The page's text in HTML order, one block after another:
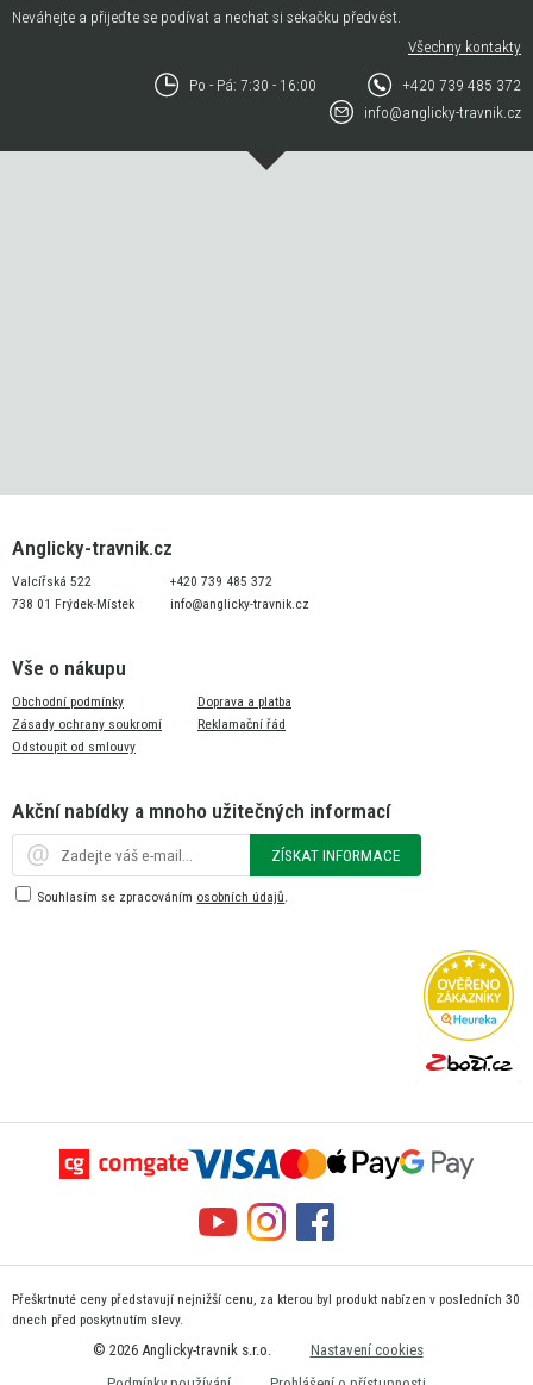
Neváhejte a přijeďte se podívat a nechat si sekačku předvést.
Všechny kontakty
Po - Pá: 7:30 - 16:00
+420 739 485 372
info@anglicky-travnik.cz
Anglicky-travnik.cz
Valcířská 522
738 01 Frýdek-Místek
+420 739 485 372
info@anglicky-travnik.cz
Vše o nákupu
Obchodní podmínky
Zásady ochrany soukromí
Odstoupit od smlouvy
Doprava a platba
Reklamační řád
Akční nabídky a mnoho užitečných informací
ZÍSKAT INFORMACE
Souhlasím se zpracováním osobních údajů.
Přeškrtnuté ceny představují nejnižší cenu, za kterou byl produkt nabízen v posledních 30
dnech před poskytnutím slevy.
© 2026 Anglicky-travnik s.r.o.
Nastavení cookies